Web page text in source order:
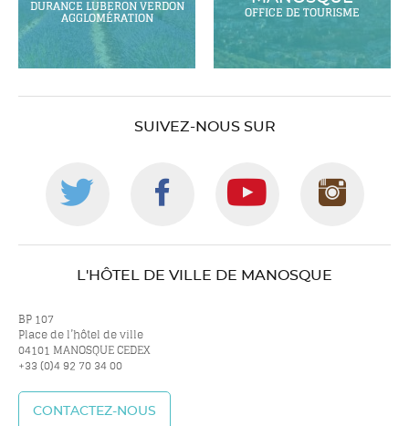
DURANCE LUBERON VERDON
AGGLOMÉRATION OFFICE DE TOURISME
SUIVEZ-NOUS SUR
Suivez-
nous
sur
twitter
Suivez-
nous
facebook
Suivez-
nous
L'HÔTEL DE VILLE DE MANOSQUE
BP 107
Place de l’hôtel de ville
04101 MANOSQUE CEDEX
+33 (0)4 92 70 34 00
CONTACTEZ-NOUS